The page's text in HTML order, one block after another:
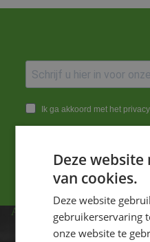
Ik ga akkoord met het
ADRES
Deze
van cookies.
Deze website
gebruikerservaring
onze website te